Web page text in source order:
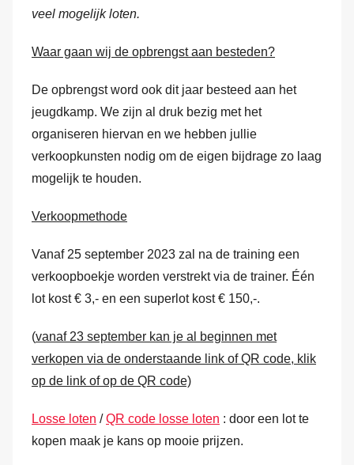
veel mogelijk loten.
Waar gaan wij de opbrengst aan besteden?
De opbrengst word ook dit jaar besteed aan het
jeugdkamp. We zijn al druk bezig met het
organiseren hiervan en we hebben jullie
verkoopkunsten nodig om de eigen bijdrage zo laag
mogelijk te houden.
Verkoopmethode
Vanaf 25 september 2023 zal na de training een
verkoopboekje worden verstrekt via de trainer. Één
lot kost € 3,- en een superlot kost € 150,-.
(vanaf 23 september kan je al beginnen met
verkopen via de onderstaande link of QR code, klik
op de link of op de QR code)
Losse loten /QR code losse loten : door een lot te
kopen maak je kans op mooie prijzen.